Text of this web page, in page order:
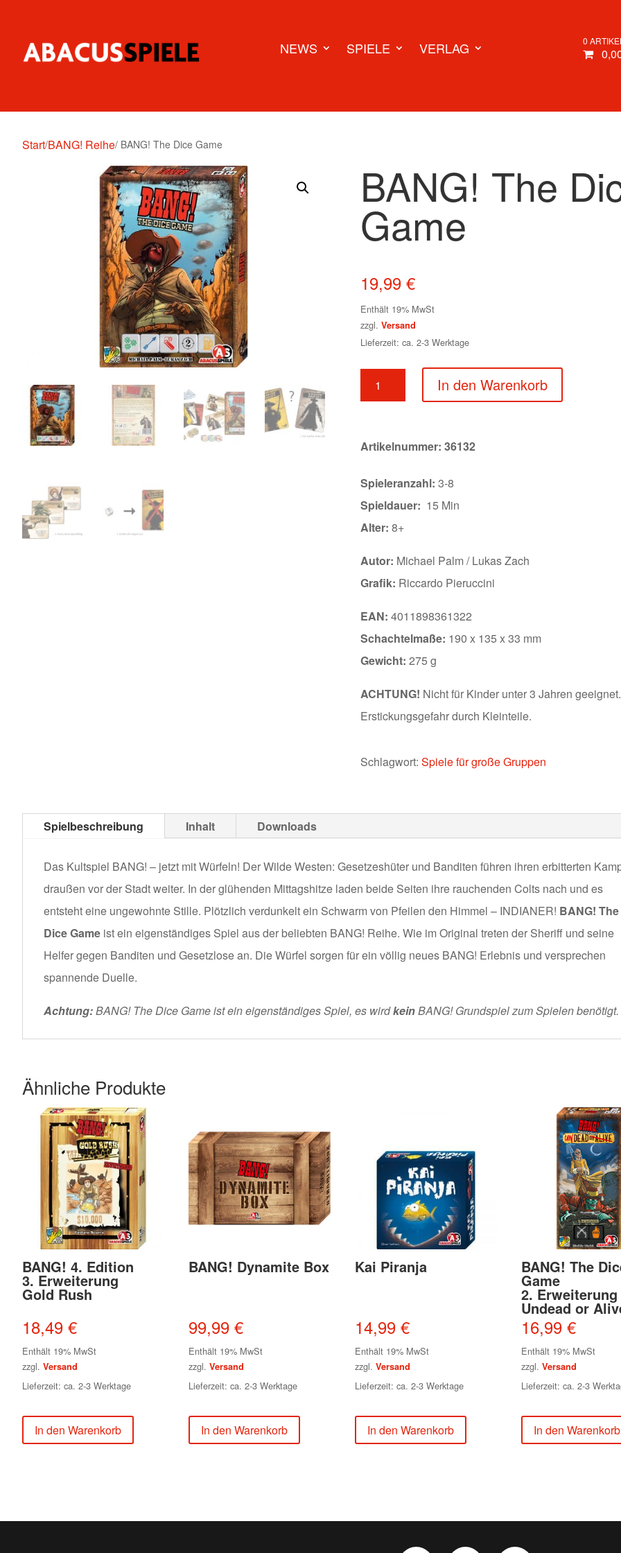
NEWS SPIELE VERLAG 0
Start/BANG! Reihe/ BANG! The Dice Game
BANG! The
Game
19,99€
Enthält 19% MwSt
zzgl.Versand
Lieferzeit: ca. 2-3 Werktage
Menge
In den Warenkorb
Artikelnummer:36132
Spieleranzahl:3-8
Spieldauer: 15 Min
Alter: 8+
Autor: Michael Palm / Lukas Zach
Grafik: Riccardo Pieruccini
EAN:4011898361322
Schachtelmaße: 190 x 135 x 33 mm
Gewicht:275 g
ACHTUNG! Nicht für Kinder unter 3 Jahren geeignet.
Erstickungsgefahr durch Kleinteile.
Schlagwort:Spiele für große Gruppen
Spielbeschreibung Inhalt Downloads
Das Kultspiel BANG! – jetzt mit Würfeln! Der Wilde Westen: Gesetzeshüter und Banditen führen ihren erbitterten
draußen vor der Stadt weiter. In der glühenden Mittagshitze laden beide Seiten ihre rauchenden Colts nach und es
entsteht eine ungewohnte Stille. Plötzlich verdunkelt ein Schwarm von Pfeilen den Himmel – INDIANER! BANG! The
Dice Game ist ein eigenständiges Spiel aus der beliebten BANG! Reihe. Wie im Original treten der Sheriff und seine
Helfer gegen Banditen und Gesetzlose an. Die Würfel sorgen für ein völlig neues BANG! Erlebnis und versprechen
spannende Duelle.
Achtung:BANG! The Dice Game ist ein eigenständiges Spiel, es wirdkeinBANG! Grundspiel zum Spielen benötigt.
Ähnliche Produkte
BANG! 4. Edition
3. Erweiterung
Gold Rush
18,49 €
Enthält 19% MwSt
zzgl. Versand
Lieferzeit: ca. 2-3 Werktage
In den Warenkorb
BANG! Dynamite Box
99,99€
Enthält 19% MwSt
zzgl.Versand
Lieferzeit: ca. 2-3 Werktage
In den Warenkorb
Kai Piranja
14,99€
Enthält 19% MwSt
zzgl.Versand
Lieferzeit: ca. 2-3 Werktage
In den Warenkorb
BANG! The
Game
2.
Undead or
16,99€
Enthält 19% MwSt
zzgl.Versand
Lieferzeit: ca. 2-3
In den Warenkorb